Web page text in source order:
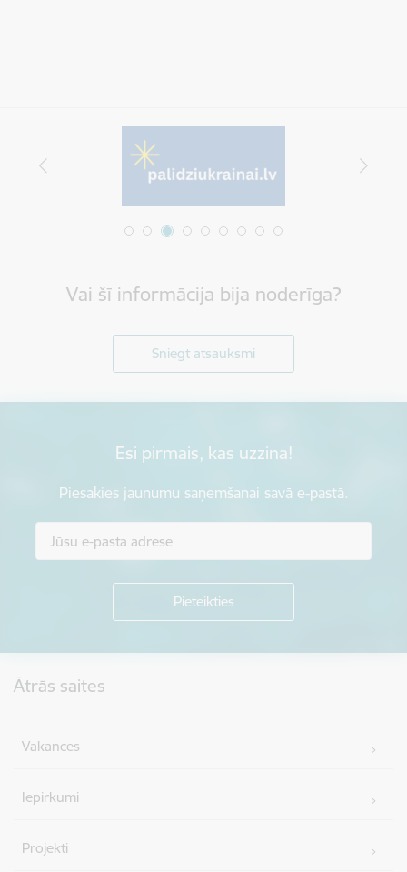
Vai šī informācija bija noderīga?
Sniegt atsauksmi
Esi pirmais, kas uzzina!
Piesakies jaunumu saņemšanai savā e-pastā.
Ātrās saites
Vakances
Iepirkumi
Projekti